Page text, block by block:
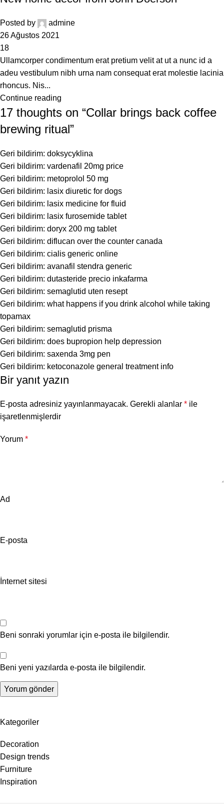
Posted by
admine
26 Ağustos 2021
18
Ullamcorper condimentum erat pretium velit at ut a nunc id a
adeu vestibulum nibh urna nam consequat erat molestie lacinia
rhoncus. Nis...
Continue reading
17 thoughts on “Collar brings back coffee
brewing ritual”
Geri bildirim: doksycyklina
Geri bildirim: vardenafil 20mg price
Geri bildirim: metoprolol 50 mg
Geri bildirim: lasix diuretic for dogs
Geri bildirim: lasix medicine for fluid
Geri bildirim: lasix furosemide tablet
Geri bildirim: doryx 200 mg tablet
Geri bildirim: diflucan over the counter canada
Geri bildirim: cialis generic online
Geri bildirim: avanafil stendra generic
Geri bildirim: dutasteride precio inkafarma
Geri bildirim: semaglutid uten resept
Geri bildirim: what happens if you drink alcohol while taking
topamax
Geri bildirim: semaglutid prisma
Geri bildirim: does bupropion help depression
Geri bildirim: saxenda 3mg pen
Geri bildirim: ketoconazole general treatment info
Bir yanıt yazın
E-posta adresiniz yayınlanmayacak. Gerekli alanlar * ile
işaretlenmişlerdir
Yorum *
Ad
E-posta
İnternet sitesi
Beni sonraki yorumlar için e-posta ile bilgilendir.
Beni yeni yazılarda e-posta ile bilgilendir.
Kategoriler
Decoration
Design trends
Furniture
Inspiration